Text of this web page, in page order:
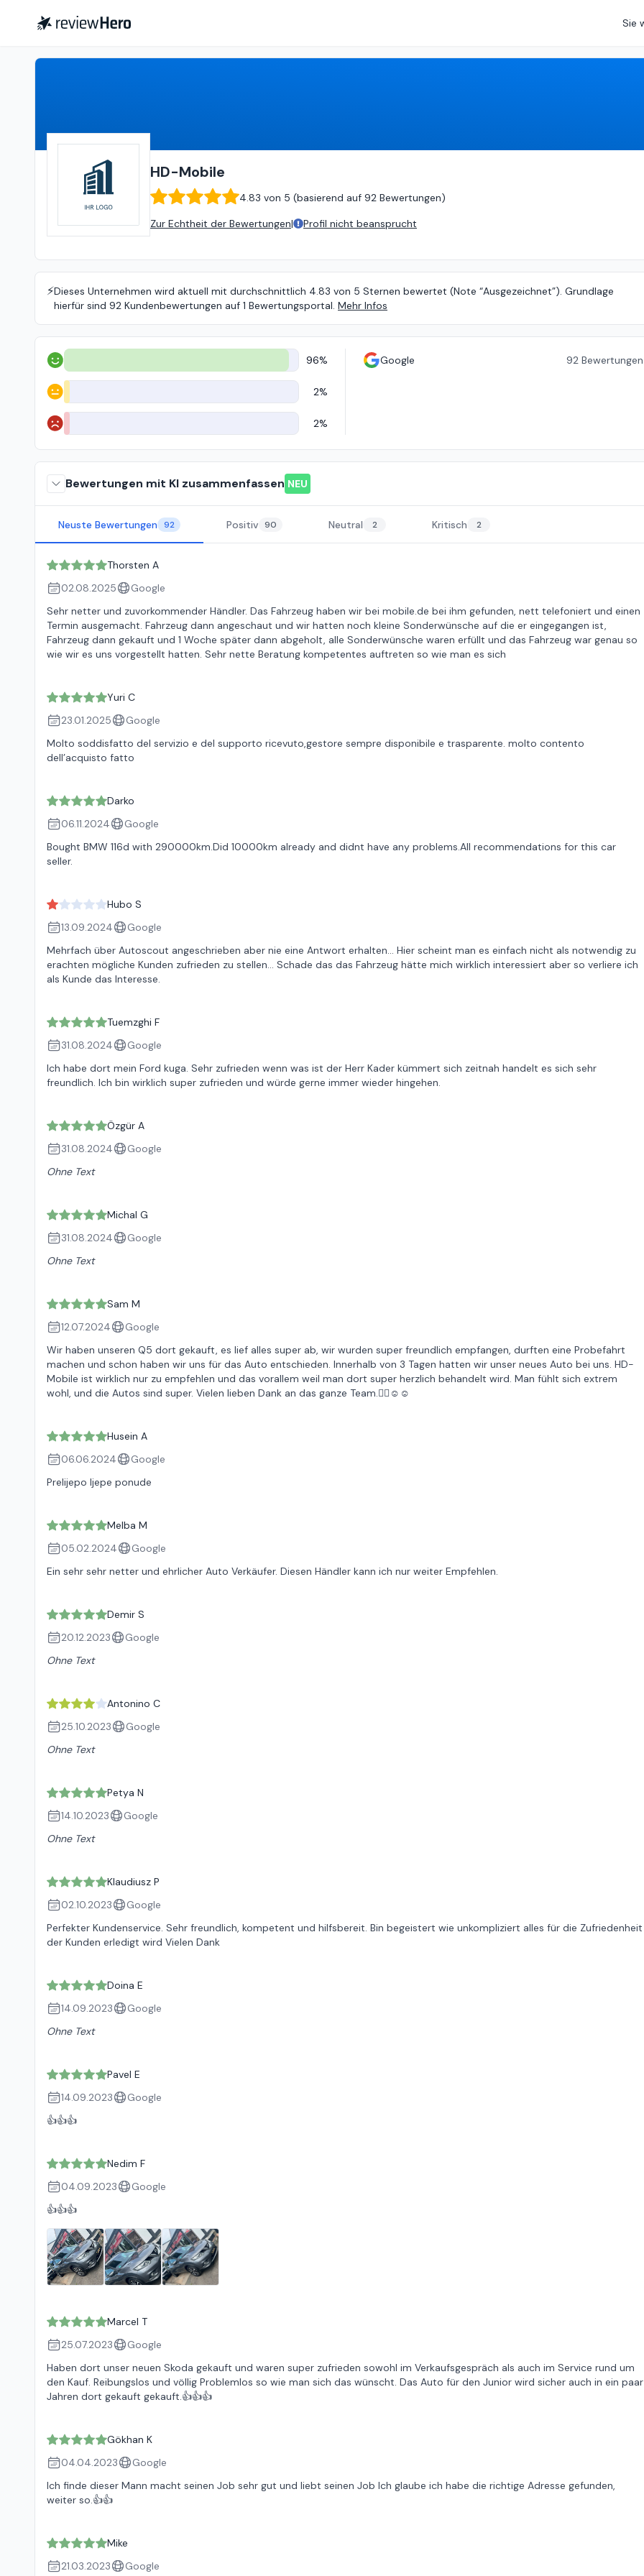
Sie
HD-Mobile
4.83 von 5 (basierend auf 92 Bewertungen)
Zur Echtheit der Bewertungen| Profil nicht beansprucht
⚡️Dieses Unternehmen wird aktuell mit durchschnittlich 4.83 von 5 Sternen bewertet (Note “Ausgezeichnet”). Grundlage
hierfür sind 92 Kundenbewertungen auf 1 Bewertungsportal. Mehr Infos
Positiv 96%
Neutral 2%
Negativ 2%
Google 92 Bewertungen
Bewertungen mit KI zusammenfassen NEU
Neuste Bewertungen 92 Positiv 90 Neutral 2 Kritisch 2
Thorsten A
02.08.2025
Google
Sehr netter und zuvorkommender Händler. Das Fahrzeug haben wir bei mobile.de bei ihm gefunden, nett telefoniert und einen
Termin ausgemacht. Fahrzeug dann angeschaut und wir hatten noch kleine Sonderwünsche auf die er eingegangen ist,
Fahrzeug dann gekauft und 1 Woche später dann abgeholt, alle Sonderwünsche waren erfüllt und das Fahrzeug war genau so
wie wir es uns vorgestellt hatten. Sehr nette Beratung kompetentes auftreten so wie man es sich
Yuri C
23.01.2025
Google
Molto soddisfatto del servizio e del supporto ricevuto,gestore sempre disponibile e trasparente. molto contento
dell’acquisto fatto
Darko
06.11.2024
Google
Bought BMW 116d with 290000km.Did 10000km already and didnt have any problems.All recommendations for this car
seller.
Hubo S
13.09.2024
Google
Mehrfach über Autoscout angeschrieben aber nie eine Antwort erhalten... Hier scheint man es einfach nicht als notwendig zu
erachten mögliche Kunden zufrieden zu stellen... Schade das das Fahrzeug hätte mich wirklich interessiert aber so verliere ich
als Kunde das Interesse.
Tuemzghi F
31.08.2024
Google
Ich habe dort mein Ford kuga. Sehr zufrieden wenn was ist der Herr Kader kümmert sich zeitnah handelt es sich sehr
freundlich. Ich bin wirklich super zufrieden und würde gerne immer wieder hingehen.
Özgür A
31.08.2024
Google
Ohne Text
Michal G
31.08.2024
Google
Ohne Text
Sam M
12.07.2024
Google
Wir haben unseren Q5 dort gekauft, es lief alles super ab, wir wurden super freundlich empfangen, durften eine Probefahrt
machen und schon haben wir uns für das Auto entschieden. Innerhalb von 3 Tagen hatten wir unser neues Auto bei uns. HD-
Mobile ist wirklich nur zu empfehlen und das vorallem weil man dort super herzlich behandelt wird. Man fühlt sich extrem
wohl, und die Autos sind super. Vielen lieben Dank an das ganze Team.👍🏽☺️☺️
Husein A
06.06.2024
Google
Prelijepo ljepe ponude
Melba M
05.02.2024
Google
Ein sehr sehr netter und ehrlicher Auto Verkäufer. Diesen Händler kann ich nur weiter Empfehlen.
Demir S
20.12.2023
Google
Ohne Text
Antonino C
25.10.2023
Google
Ohne Text
Petya N
14.10.2023
Google
Ohne Text
Klaudiusz P
02.10.2023
Google
Perfekter Kundenservice. Sehr freundlich, kompetent und hilfsbereit. Bin begeistert wie unkompliziert alles für die Zufriedenheit
der Kunden erledigt wird Vielen Dank
Doina E
14.09.2023
Google
Ohne Text
Pavel E
14.09.2023
Google
👍👍👍
Nedim F
04.09.2023
Google
👍👍👍
Marcel T
25.07.2023
Google
Haben dort unser neuen Skoda gekauft und waren super zufrieden sowohl im Verkaufsgespräch als auch im Service rund um
den Kauf. Reibungslos und völlig Problemlos so wie man sich das wünscht. Das Auto für den Junior wird sicher auch in ein paar
Jahren dort gekauft gekauft.👍👍👍
Gökhan K
04.04.2023
Google
Ich finde dieser Mann macht seinen Job sehr gut und liebt seinen Job Ich glaube ich habe die richtige Adresse gefunden,
weiter so.👍👍
Mike
21.03.2023
Google